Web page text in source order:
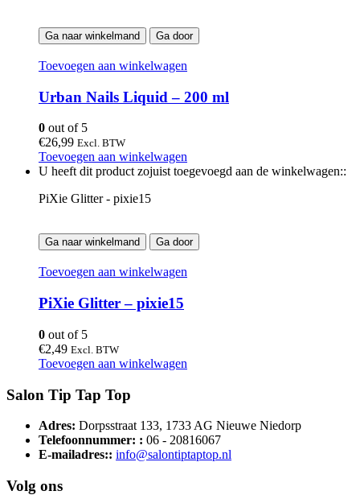
Ga naar winkelmand Ga door
Toevoegen aan winkelwagen
Urban Nails Liquid – 200 ml
0 out of 5
€26,99 Excl. BTW
Toevoegen aan winkelwagen
U heeft dit product zojuist toegevoegd aan de winkelwagen::
PiXie Glitter - pixie15
Ga naar winkelmand Ga door
Toevoegen aan winkelwagen
PiXie Glitter – pixie15
0 out of 5
€2,49 Excl. BTW
Toevoegen aan winkelwagen
Salon Tip Tap Top
Adres: Dorpsstraat 133, 1733 AG Nieuwe Niedorp
Telefoonnummer: : 06 - 20816067
E-mailadres:: info@salontiptaptop.nl
Volg ons